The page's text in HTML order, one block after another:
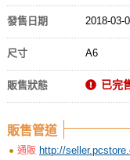
發售日期 2018-03-
尺寸 A6
販售狀態 已完
販售管道
通販 http://